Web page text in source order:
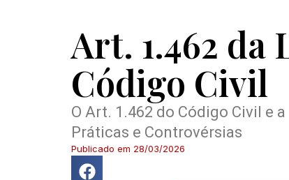
Art. 1.462 da
Código Civil
O Art. 1.462 do Código Civil e
Práticas e Controvérsias
Publicado em 28/03/2026